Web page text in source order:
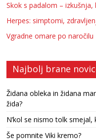
Skok s padalom –
Herpes: simptomi,
Vgradne omare po naročilu
Najbolj brane
Židana obleka in židana
žida?
N’kol se nismo tolk
Še pomnite Viki kremo?